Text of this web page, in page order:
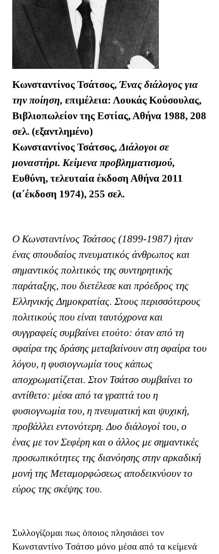
Κωνσταντίνος Τσάτσος, Ένας διάλογος για
την ποίηση, επιμέλεια: Λουκάς Κούσουλας,
Βιβλιοπωλείον της Εστίας, Αθήνα 1988, 208
σελ. (εξαντλημένο)
Κωνσταντίνος Τσάτσος,Διάλογοι σε
μοναστήρι. Κείμενα προβληματισμού,
Ευθύνη, τελευταία έκδοση Αθήνα 2011
(α΄έκδοση 1974), 255 σελ.
Ο Κωνσταντίνος Τσάτσος (1899-1987) ήταν
ένας σπουδαίος πνευματικός άνθρωπος και
σημαντικός πολιτικός της συντηρητικής
παράταξης, που διετέλεσε και πρόεδρος της
Ελληνικής Δημοκρατίας. Στους περισσότερους
πολιτικούς που είναι ταυτόχρονα και
συγγραφείς συμβαίνει ετούτο: όταν από τη
σφαίρα της δράσης μεταβαίνουν στη σφαίρα του
λόγου, η φυσιογνωμία τους κάπως
αποχρωματίζεται. Στον Τσάτσο συμβαίνει το
αντίθετο: μέσα από τα γραπτά του η
φυσιογνωμία του, η πνευματική και ψυχική,
προβάλλει εντονότερη. Δυο διάλογοί του, ο
ένας με τον Σεφέρη και ο άλλος με σημαντικές
προσωπικότητες της διανόησης στην αρκαδική
μονή της Μεταμορφώσεως αποδεικνύουν το
εύρος της σκέψης του.
Συλλογίζομαι πως όποιος πλησιάσει τον
Κωνσταντίνο Τσάτσο μόνο μέσα από τα κείμενά